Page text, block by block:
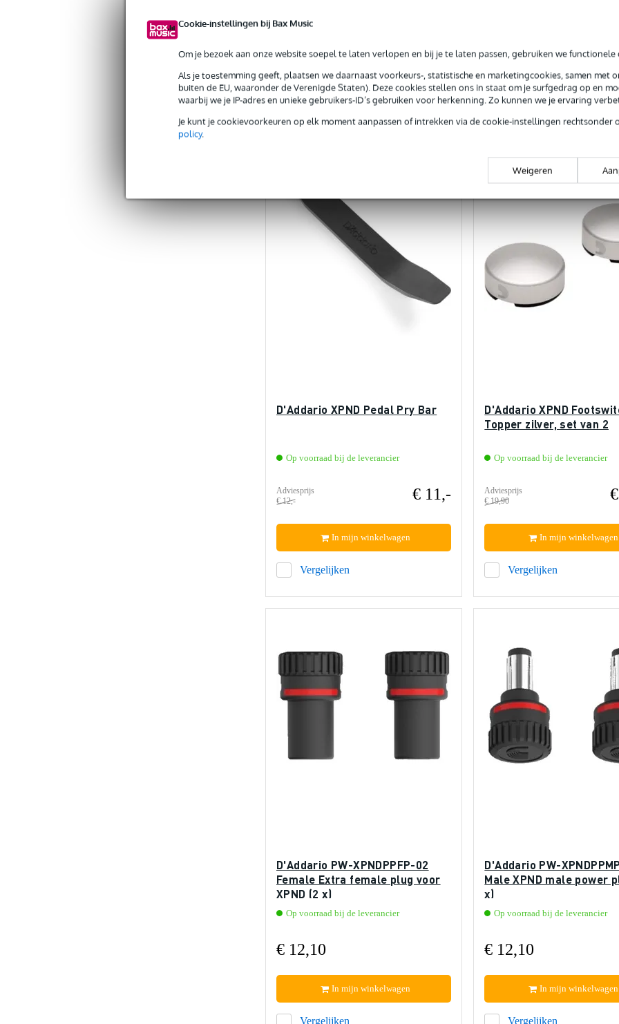
Cookie-instellingen bij Bax Music
Om je bezoek aan onze website soepel te laten verlopen en bij je te laten passen, gebruiken we functionele
Als je toestemming geeft, plaatsen we daarnaast voorkeurs-, statistische en marketingcookies, samen met
buiten de EU, waaronder de Verenigde Staten). Deze cookies stellen ons in staat om je surfgedrag op en
waarbij we je IP-adres en unieke gebruikers-ID’s gebruiken voor herkenning. Zo kunnen we je ervaring
Je kunt je cookievoorkeuren op elk moment aanpassen of intrekken via de cookie-instellingen rechtsonder
policy.
Weigeren
€ 239,-
Vergelijken
In mijn winkelwagen
€ 22,-
Vergelijken
In mijn winkelwagen
D'Addario XPND Pedal Pry Bar
Op voorraad bij de leverancier
Adviesprijs
€ 12,-
€ 11,-
Vergelijken
In mijn winkelwagen
D'Addario XPND
Topper zilver, set van 2
Op voorraad bij de leverancier
Adviesprijs
€ 19,90
Vergelijken
In mijn winkelwagen
D'Addario PW-XPNDPPFP-02
Female Extra female plug voor
XPND (2 x)
Op voorraad bij de leverancier
€ 12,10
Vergelijken
In mijn winkelwagen
D'Addario PW-
Male XPND male power
x)
Op voorraad bij de leverancier
€ 12,10
Vergelijken
In mijn winkelwagen